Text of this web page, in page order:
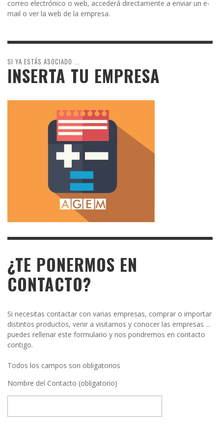
correo electrónico o web, accederá directamente a enviar un e-
mail o ver la web de la empresa.
SI YA ESTÁS ASOCIADO ...
INSERTA TU EMPRESA
¿TE PONERMOS EN
CONTACTO?
Si necesitas contactar con varias empresas, comprar o importar
distintos productos, venir a visitarnos y conocer las empresas ...
puedes rellenar este formulario y nos pondremos en contacto
contigo.
Todos los campos son obligatorios
Nombre del Contacto (obligatorio)